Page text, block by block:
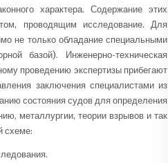
характера. Содержание этих
проводящим исследование. Для
не только обладание специальными
базой). Инженерно-техническая
проведению экспертизы прибегают
заключения специалистами из
состояния судов для определения
металлургии, теории взрывов и так
схеме: